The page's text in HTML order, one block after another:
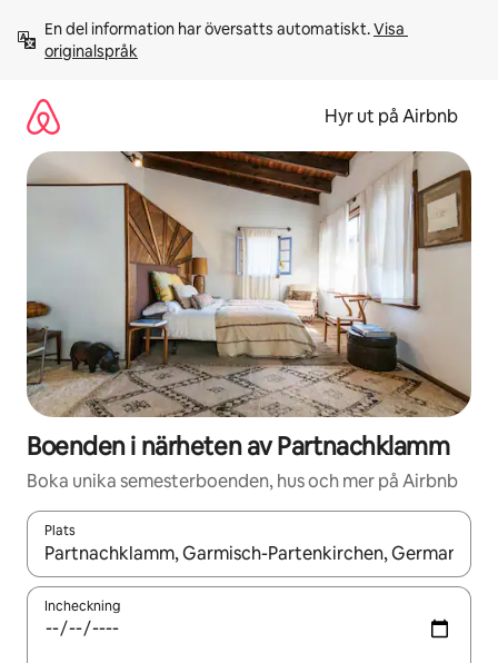
innehåll
En del information har översatts automatiskt. Visa
originalspråk
Hyr ut på Airbnb
Boenden i närheten av Partnachklamm
Boka unika semesterboenden, hus och mer på Airbnb
Plats
När resultaten är tillgängliga kan du navigera med upp- och
Incheckning